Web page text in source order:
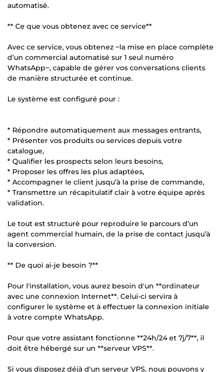
automatisé.
** Ce que vous obtenez avec ce service**
Avec ce service, vous obtenez ~la mise en place complète
d’un commercial automatisé sur 1 seul numéro
WhatsApp~, capable de gérer vos conversations clients
de manière structurée et continue.
Le système est configuré pour :
* Répondre automatiquement aux messages entrants,
* Présenter vos produits ou services depuis votre
catalogue,
* Qualifier les prospects selon leurs besoins,
* Proposer les offres les plus adaptées,
* Accompagner le client jusqu’à la prise de commande,
* Transmettre un récapitulatif clair à votre équipe après
validation.
Le tout est structuré pour reproduire le parcours d’un
agent commercial humain, de la prise de contact jusqu’à
la conversion.
** De quoi ai-je besoin ?**
Pour l'installation, vous aurez besoin d'un **ordinateur
avec une connexion Internet**. Celui-ci servira à
configurer le système et à effectuer la connexion initiale
à votre compte WhatsApp.
Pour que votre assistant fonctionne **24h/24 et 7j/7**, il
doit être hébergé sur un **serveur VPS**.
Si vous disposez déjà d'un serveur VPS, nous pouvons y